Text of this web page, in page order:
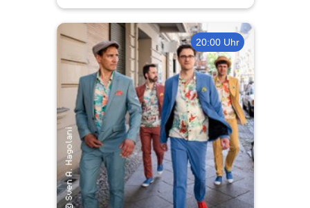
20:00 Uhr